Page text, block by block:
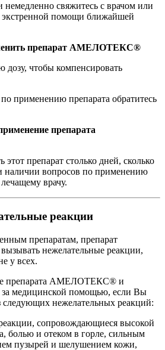
немедленно свяжитесь с врачом или
экстренной помощи ближайшей
препарат АМЕЛОТЕКС®
чтобы компенсировать
применению препарата обратитесь
препарата
препарат столько дней, сколько
наличии вопросов по применению
врачу.
реакции
препаратам, препарат
нежелательные реакции,
у всех.
препарата АМЕЛОТЕКС® и
за медицинской помощью, если Вы
следующих нежелательных реакций:
сопровождающиеся высокой
болью и отеком в горле, сильным
пузырей и шелушением кожи,